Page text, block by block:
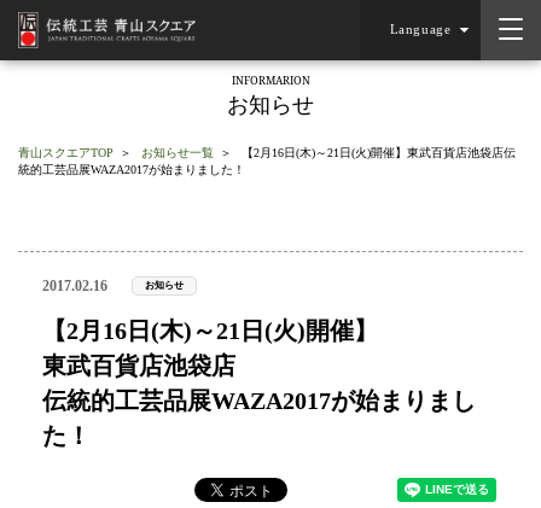
Language
INFORMARION
お知らせ
青山スクエアTOP お知らせ一覧
【2月16日(木)～21日(火)開催】東武百貨店池袋店伝
統的工芸品展WAZA2017が始まりました！
2017.02.16 お知らせ
【2月16日(木)～21日(火)開催】
東武百貨店池袋店
伝統的工芸品展WAZA2017が始まりまし
た！